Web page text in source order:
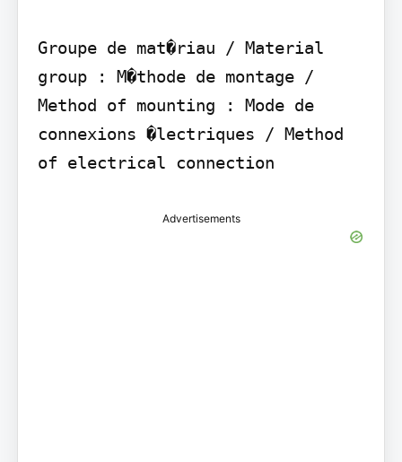
Groupe de mat�riau / Material
group : M�thode de montage /
Method of mounting : Mode de
connexions �lectriques / Method
of electrical connection
Advertisements